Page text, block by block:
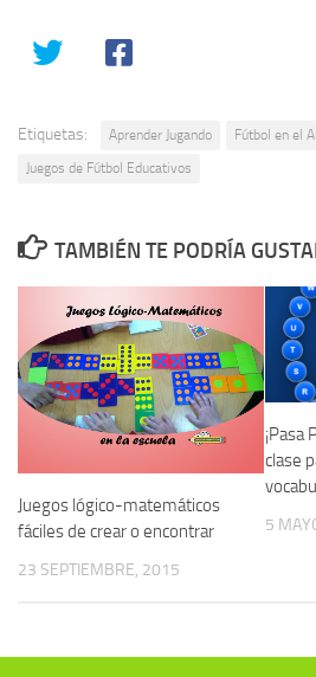
Etiquetas: Aprender Jugando Fútbol en el
Juegos de Fútbol Educativos
TAMBIÉN TE PODRÍA
Juegos lógico-matemáticos
fáciles de crear o encontrar
23 SEPTIEMBRE, 2015
¡Pasa
clase
5